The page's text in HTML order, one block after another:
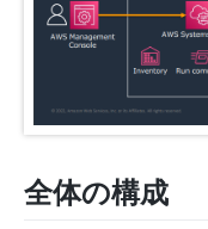
全体の構成